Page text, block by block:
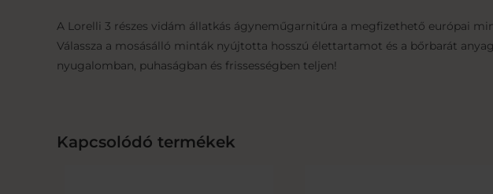
A Lorelli 3 részes vidám állatkás ágyneműgarnitúra a megfizethető európai
Válassza a mosásálló minták nyújtotta hosszú élettartamot és a bőrbarát
nyugalomban, puhaságban és frissességben teljen!
Kapcsolódó termékek